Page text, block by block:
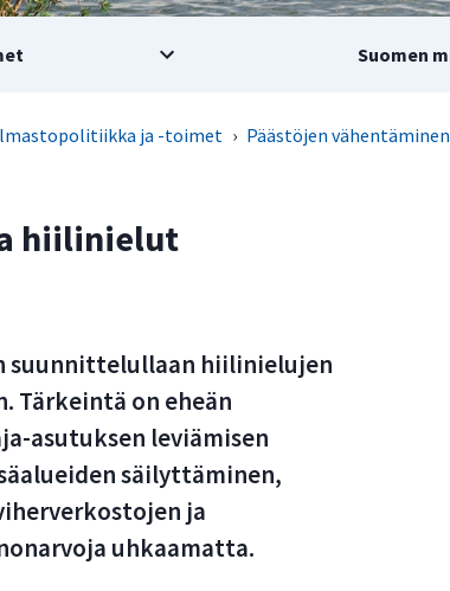
Suomen
ja -toimet › Päästöjen
hiilinielut
suunnittelullaan hiilinielujen
Tärkeintä on eheän
asutuksen leviämisen
säilyttäminen,
ja
uhkaamatta.